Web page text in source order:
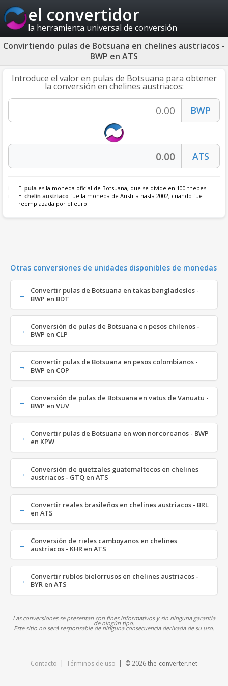
el convertidor
la herramienta universal de conversión
Convirtiendo pulas de Botsuana en chelines austriacos -
BWP en ATS
Introduce el valor en pulas de Botsuana para obtener
la conversión en chelines austriacos:
El pula es la moneda oficial de Botsuana, que se divide en 100 thebes.
El chelín austríaco fue la moneda de Austria hasta 2002, cuando fue
reemplazada por el euro.
Otras conversiones de unidades disponibles de monedas
Convertir pulas de Botsuana en takas bangladesíes -
BWP en BDT
Conversión de pulas de Botsuana en pesos chilenos -
BWP en CLP
Convertir pulas de Botsuana en pesos colombianos -
BWP en COP
Conversión de pulas de Botsuana en vatus de Vanuatu -
BWP en VUV
Convertir pulas de Botsuana en won norcoreanos - BWP
en KPW
Conversión de quetzales guatemaltecos en chelines
austriacos - GTQ en ATS
Convertir reales brasileños en chelines austriacos - BRL
en ATS
Conversión de rieles camboyanos en chelines
austriacos - KHR en ATS
Convertir rublos bielorrusos en chelines austriacos -
BYR en ATS
Las conversiones se presentan con fines informativos y sin ninguna garantía
de ningún tipo.
Este sitio no será responsable de ninguna consecuencia derivada de su uso.
Contacto | Términos de uso | © 2026 the-converter.net